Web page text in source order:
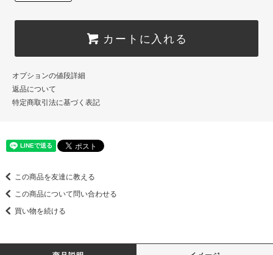
カートに入れる
オプションの値段詳細
返品について
特定商取引法に基づく表記
この商品を友達に教える
この商品について問い合わせる
買い物を続ける